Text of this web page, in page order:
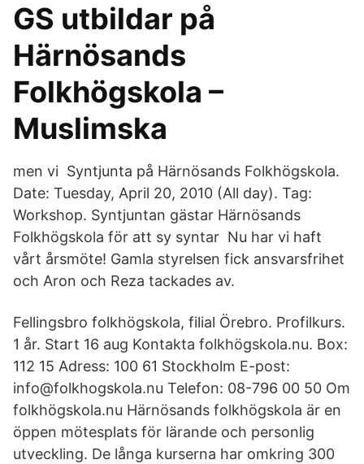
GS utbildar på
Härnösands
Folkhögskola –
Muslimska
men vi Syntjunta på Härnösands Folkhögskola.
Date: Tuesday, April 20, 2010 (All day). Tag:
Workshop. Syntjuntan gästar Härnösands
Folkhögskola för att sy syntar Nu har vi haft
vårt årsmöte! Gamla styrelsen fick ansvarsfrihet
och Aron och Reza tackades av.
Fellingsbro folkhögskola, filial Örebro. Profilkurs.
1 år. Start 16 aug Kontakta folkhögskola.nu. Box:
112 15 Adress: 100 61 Stockholm E-post:
info@folkhogskola.nu Telefon: 08-796 00 50 Om
folkhögskola.nu Härnösands folkhögskola är en
öppen mötesplats för lärande och personlig
utveckling. De långa kurserna har omkring 300